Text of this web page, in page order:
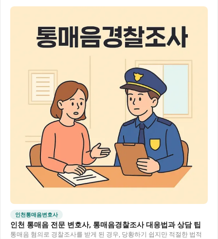
인천통매음변호사
인천 통매음 전문 변호사, 통매음경찰조사 대응법과 상담 팁
통매음 혐의로 경찰조사를 받게 된 경우, 당황하기 쉽지만 적절한 법적